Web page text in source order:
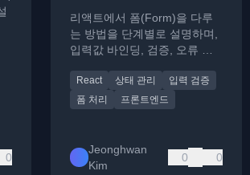
0
리액트에서 폼(Form)을 다루
는 방법을 단계별로 설명하며,
입력값 바인딩, 검증, 오류 처
를 다룹니다.
React 상태 관리
입력 검증
폼 처리
프론트엔드
Jeonghwan
Kim
0 0